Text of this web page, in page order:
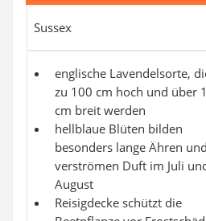
Sussex
englische Lavendelsorte,
zu 100 cm hoch und über
cm breit werden
hellblaue Blüten bilden
besonders lange Ähren und
verströmen Duft im Juli
August
Reisigdecke schützt die